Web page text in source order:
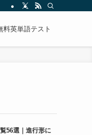
料英単語テスト
56選｜進行形に